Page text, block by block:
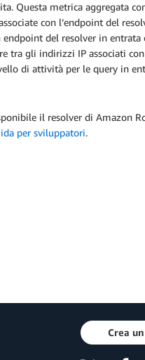
Questa metrica aggregata
con l’endpoint del
del resolver in entrata
tra gli indirizzi IP associati
di attività per le query in
il resolver di Amazon
per sviluppatori.
Crea